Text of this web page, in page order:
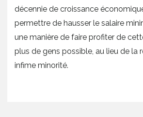
décennie de croissance
permettre de hausser le salaire
une manière de faire profiter de
plus de gens possible, au lieu de la
infime minorité.